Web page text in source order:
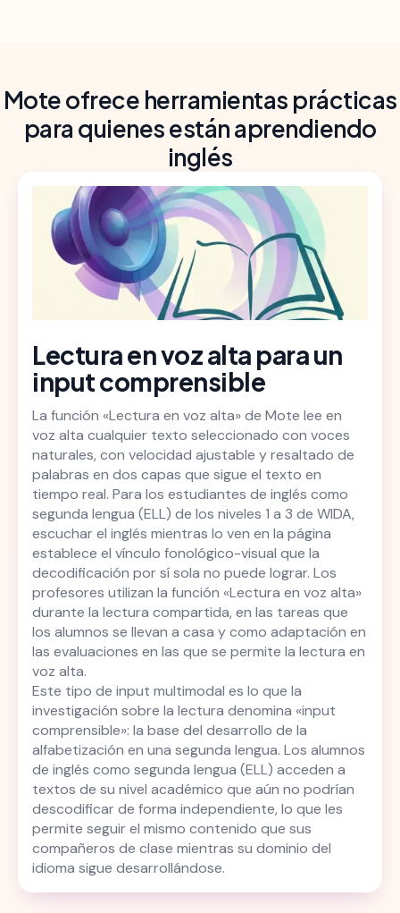
Mote ofrece herramientas prácticas
para quienes están aprendiendo
inglés
Lectura en voz alta para un
input comprensible
La función «Lectura en voz alta» de Mote lee en
voz alta cualquier texto seleccionado con voces
naturales, con velocidad ajustable y resaltado de
palabras en dos capas que sigue el texto en
tiempo real. Para los estudiantes de inglés como
segunda lengua (ELL) de los niveles 1 a 3 de WIDA,
escuchar el inglés mientras lo ven en la página
establece el vínculo fonológico-visual que la
decodificación por sí sola no puede lograr. Los
profesores utilizan la función «Lectura en voz alta»
durante la lectura compartida, en las tareas que
los alumnos se llevan a casa y como adaptación en
las evaluaciones en las que se permite la lectura en
voz alta.
Este tipo de input multimodal es lo que la
investigación sobre la lectura denomina «input
comprensible»: la base del desarrollo de la
alfabetización en una segunda lengua. Los alumnos
de inglés como segunda lengua (ELL) acceden a
textos de su nivel académico que aún no podrían
descodificar de forma independiente, lo que les
permite seguir el mismo contenido que sus
compañeros de clase mientras su dominio del
idioma sigue desarrollándose.